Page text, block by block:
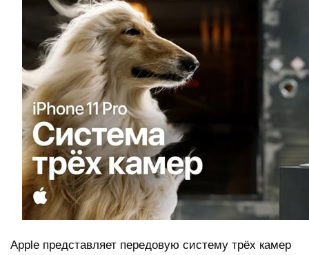
Apple представляет передовую систему трёх камер